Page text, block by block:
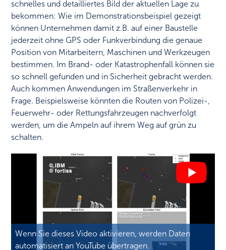
schnelles und detailliertes Bild der aktuellen Lage zu
bekommen: Wie im Demonstrationsbeispiel gezeigt
können Unternehmen damit z.B. auf einer Baustelle
jederzeit ohne GPS oder Funkverbindung die genaue
Position von Mitarbeitern, Maschinen und Werkzeugen
bestimmen. Im Brand- oder Katastrophenfall können sie
so schnell gefunden und in Sicherheit gebracht werden.
Auch kommen Anwendungen im Straßenverkehr in
Frage. Beispielsweise könnten die Routen von Polizei-,
Feuerwehr- oder Rettungsfahrzeugen nachverfolgt
werden, um die Ampeln auf ihrem Weg auf grün zu
schalten.
Wenn Sie dieses Video aktivieren, werden Daten
automatisiert an YouTube übertragen.